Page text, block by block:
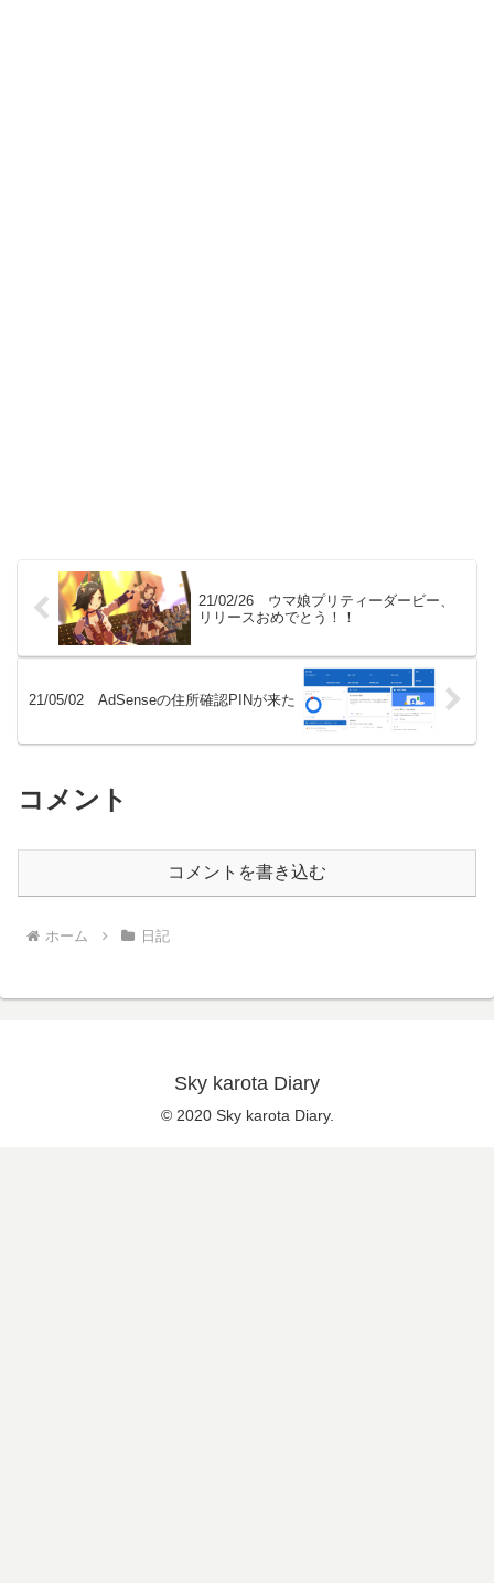
21/02/26 ウマ娘プリティーダービー、
リリースおめでとう！！
21/05/02 AdSenseの住所確認PINが来た
コメント
コメントを書き込む
ホーム 日記
Sky karota Diary
© 2020 Sky karota Diary.